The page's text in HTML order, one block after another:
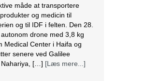
måde at transportere
og medicin til
og til IDF i felten. Den 28.
drone med 3,8 kg
Medical Center i Haifa og
senere ved Galilee
Nahariya, […] [Læs mere...]